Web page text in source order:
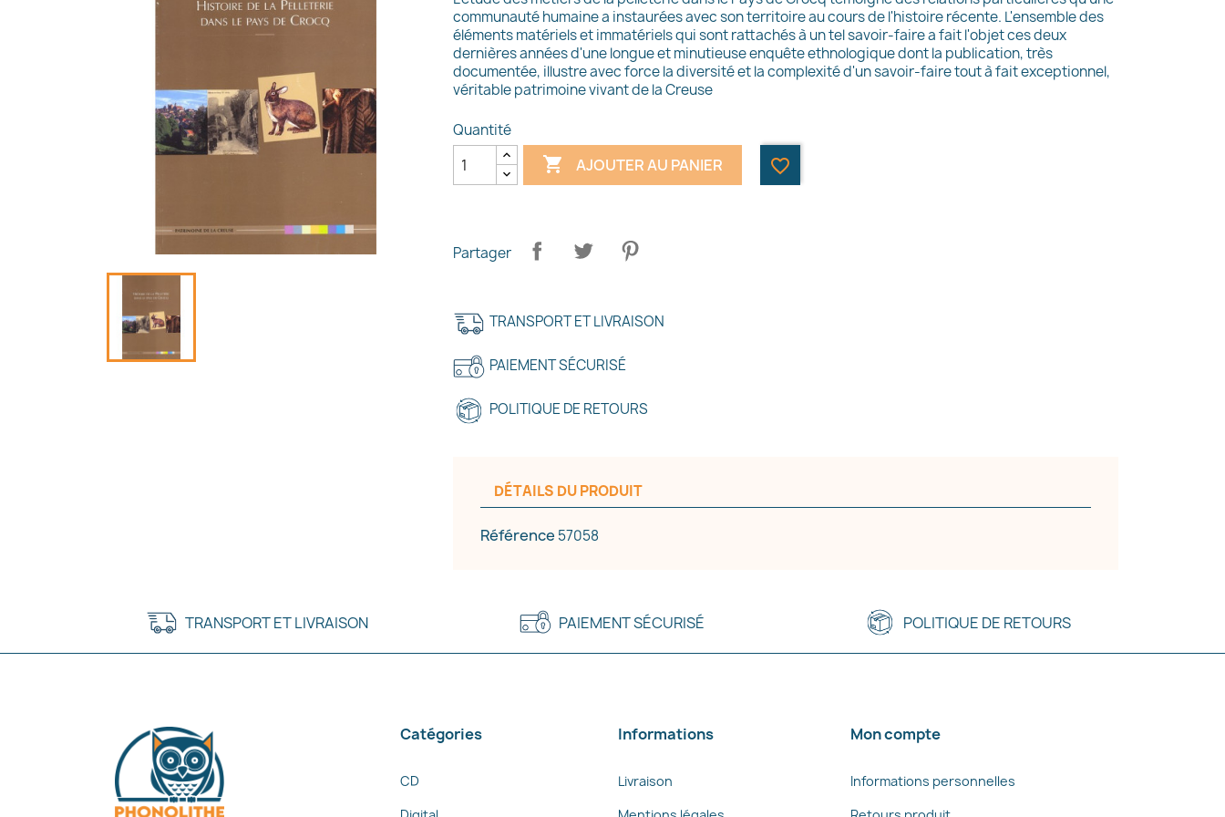
communauté humaine a instaurées avec son territoire au cours de l'histoire récente. L'ensemble des
éléments matériels et immatériels qui sont rattachés à un tel savoir-faire a fait l'objet ces deux
dernières années d'une longue et minutieuse enquête ethnologique dont la publication, très
documentée, illustre avec force la diversité et la complexité d'un savoir-faire tout à fait exceptionnel,
véritable patrimoine vivant de la Creuse
Quantité
 AJOUTER AU PANIER favorite_border
Partager
TRANSPORT ET LIVRAISON
PAIEMENT SÉCURISÉ
POLITIQUE DE RETOURS
DÉTAILS DU PRODUIT
Référence 57058
Nom de la liste d'envies
TRANSPORT ET LIVRAISON PAIEMENT SÉCURISÉ POLITIQUE DE RETOURS
Catégories
CD
Informations
Livraison
Mon compte
Informations personnelles